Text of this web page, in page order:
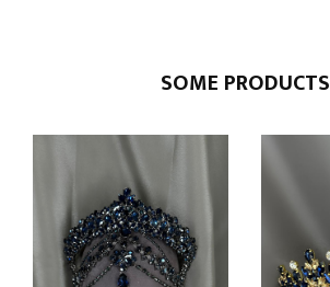
SOME PRODUCTS